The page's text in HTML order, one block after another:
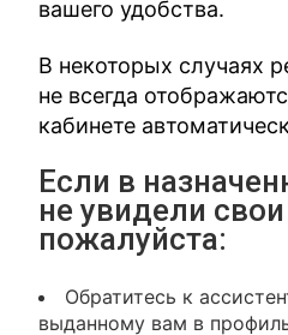
вашего удобства.
В некоторых случаях
не всегда
кабинете
Если в
не увидели
пожалуйста:
Обратитесь к
выданному вам в